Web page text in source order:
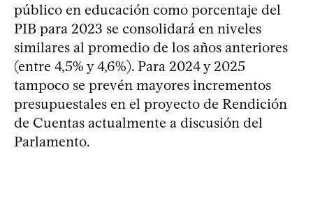
público en educación como porcentaje del
PIB para 2023 se consolidará en niveles
similares al promedio de los años anteriores
(entre 4,5% y 4,6%). Para 2024 y 2025
tampoco se prevén mayores incrementos
presupuestales en el proyecto de Rendición
de Cuentas actualmente a discusión del
Parlamento.